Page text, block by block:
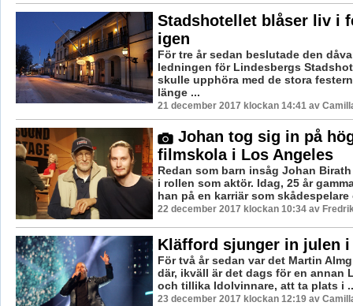
Stadshotellet blåser liv i
igen
För tre år sedan beslutade den
ledningen för Lindesbergs
skulle upphöra med de stora
länge ...
21 december 2017 klockan 14:41 av
Johan tog sig in på
filmskola i Los Angeles
Redan som barn insåg Johan
i rollen som aktör. Idag, 25 år
han på en karriär som skådespelare
22 december 2017 klockan 10:34 av
Kläfford sjunger in julen i
För två år sedan var det Martin
där, ikväll är det dags för en annan
och tillika Idolvinnare, att ta plats i
23 december 2017 klockan 12:19 av